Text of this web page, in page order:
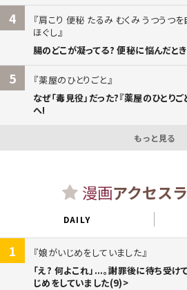
4
肩こり 便秘 たるみ むくみ うつうつ
ほぐし
腸のどこが凝ってる? 便秘に悩んだとき
5
薬屋のひとりごと
なぜ「毒見役」だった?『薬屋のひとり
へ!
もっと見る
漫画アクセス
DAILY
1
娘がいじめをしていました
「え? 何よこれ」...。謝罪後に待ち受
じめをしていました(9)>